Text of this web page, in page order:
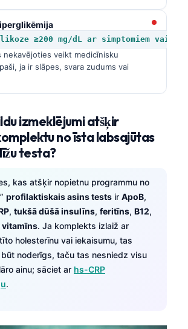
≥200 mg/dL ar simptomiem vai
nekavējoties veikt medicīnisku
ja ir slāpes, svara zudums vai
izmeklējumi atšķir
no īsta labsajūtas
testa?
kas atšķir nopietnu programmu no
profilaktiskais asins tests ir ApoB,
, tukšā dūšā insulīns, feritīns, B12,
vitamīns. Ja komplekts izlaiž ar
holesterīnu vai iekaisumu, tas
būt noderīgs, taču tas nesniedz visu
ainu; sāciet ar hs-CRP
.